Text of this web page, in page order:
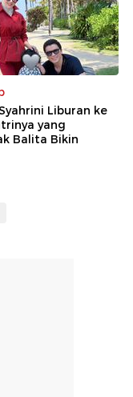
Liburan ke
yang
Balita Bikin